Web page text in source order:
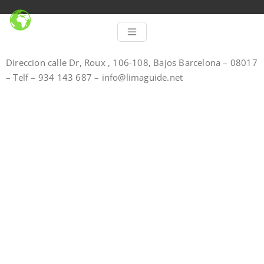
Direccion calle Dr, Roux , 106-108, Bajos Barcelona – 08017
– Telf – 934 143 687 – info@limaguide.net